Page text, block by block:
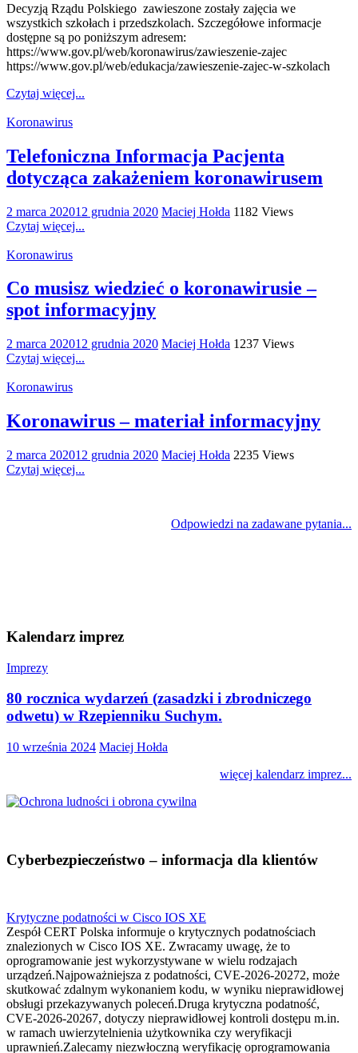
Decyzją Rządu Polskiego zawieszone zostały zajęcia we
wszystkich szkołach i przedszkolach. Szczegółowe informacje
dostępne są po poniższym adresem:
https://www.gov.pl/web/koronawirus/zawieszenie-zajec
https://www.gov.pl/web/edukacja/zawieszenie-zajec-w-szkolach
Czytaj więcej...
Koronawirus
Telefoniczna Informacja Pacjenta
dotycząca zakażeniem koronawirusem
2 marca 202012 grudnia 2020 Maciej Hołda 1182 Views
Czytaj więcej...
Koronawirus
Co musisz wiedzieć o koronawirusie –
spot informacyjny
2 marca 202012 grudnia 2020 Maciej Hołda 1237 Views
Czytaj więcej...
Koronawirus
Koronawirus – materiał informacyjny
2 marca 202012 grudnia 2020 Maciej Hołda 2235 Views
Czytaj więcej...
Odpowiedzi na zadawane pytania...
Kalendarz imprez
Imprezy
80 rocznica wydarzeń (zasadzki i zbrodniczego
odwetu) w Rzepienniku Suchym.
10 września 2024 Maciej Hołda
więcej kalendarz imprez...
Cyberbezpieczeństwo – informacja dla klientów
Krytyczne podatności w Cisco IOS XE
Zespół CERT Polska informuje o krytycznych podatnościach
znalezionych w Cisco IOS XE. Zwracamy uwagę, że to
oprogramowanie jest wykorzystywane w wielu rodzajach
urządzeń.Najpoważniejsza z podatności, CVE-2026-20272, może
skutkować zdalnym wykonaniem kodu, w wyniku nieprawidłowej
obsługi przekazywanych poleceń.Druga krytyczna podatność,
CVE-2026-20267, dotyczy nieprawidłowej kontroli dostępu m.in.
w ramach uwierzytelnienia użytkownika czy weryfikacji
uprawnień.Zalecamy niezwłoczną weryfikację oprogramowania